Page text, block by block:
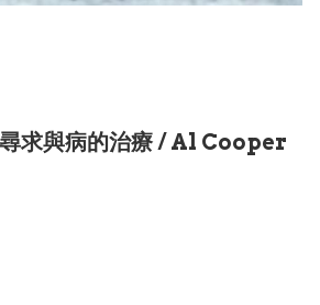
求與病的治療 / Al Cooper